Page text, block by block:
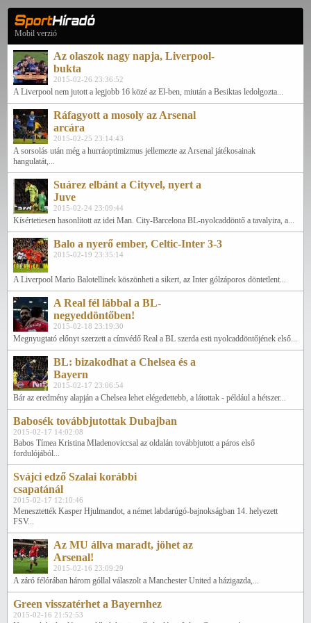
Mobil verzió
Az olaszok nagy napja, Liverpool-
bukta
2015-02-26 23:36:52
A Liverpool nem jutott a legjobb 16 közé az El-ben, miután a Besiktas ledolgozta...
Ráfagyott a mosoly az Arsenal
arcára
2015-02-25 23:14:43
A sorsolás után még a hurráoptimizmus jellemezte az Arsenal játékosainak
hangulatát,...
Suárez elbánt a Cityvel, nyert a
Juve
2015-02-24 23:09:44
Kísértetiesen hasonlított az idei Man. City-Barcelona BL-nyolcaddöntő a tavalyira, a...
Balo a nyerő ember, Celtic-Inter 3-3
2015-02-19 23:35:14
A Liverpool Mario Balotellinek köszönheti a sikert, az Inter gólzáporos döntetlent...
A Real fél lábbal a BL-
negyeddöntőben!
2015-02-18 23:19:30
Megnyugtató előnyt szerzett a címvédő Real a BL szerda esti nyolcaddöntőjének első...
BL: bizakodhat a Chelsea és a
Bayern
2015-02-17 23:06:54
Bár az eredmény alapján a Chelsea lehet elégedettebb, a látottak - például a hétszer...
Babosék továbbjutottak Dubajban
2015-02-17 14:02:08
Babos Tímea Kristina Mladenoviccsal az oldalán továbbjutott a páros első
fordulójából...
Svájci edző Szalai korábbi
csapatánál
2015-02-17 12:10:46
Menesztették Kasper Hjulmandot, a német labdarúgó-bajnokságban 14. helyezett
FSV...
Az MU állva maradt, jöhet az
Arsenal!
2015-02-16 23:09:29
A záró félórában három góllal válaszolt a Manchester United a házigazda,...
Green visszatérhet a Bayernhez
2015-02-16 21:52:53